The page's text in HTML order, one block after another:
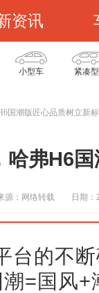
资讯
小型车 紧凑型
国潮版匠心品质树立新
弗H6
源：网络转载 日期
台的不
=国风